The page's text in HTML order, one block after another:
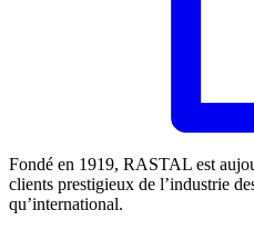
Fondé en 1919, RASTAL est
clients prestigieux de l’industrie
qu’international.